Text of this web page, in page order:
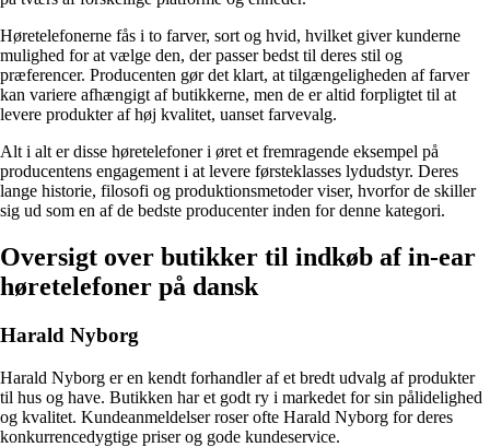
Høretelefonerne fås i to farver, sort og hvid, hvilket giver kunderne
mulighed for at vælge den, der passer bedst til deres stil og
præferencer. Producenten gør det klart, at tilgængeligheden af ​​farver
kan variere afhængigt af butikkerne, men de er altid forpligtet til at
levere produkter af høj kvalitet, uanset farvevalg.
Alt i alt er disse høretelefoner i øret et fremragende eksempel på
producentens engagement i at levere førsteklasses lydudstyr. Deres
lange historie, filosofi og produktionsmetoder viser, hvorfor de skiller
sig ud som en af de bedste producenter inden for denne kategori.
Oversigt over butikker til indkøb af in-ear
høretelefoner på dansk
Harald Nyborg
Harald Nyborg er en kendt forhandler af et bredt udvalg af produkter
til hus og have. Butikken har et godt ry i markedet for sin pålidelighed
og kvalitet. Kundeanmeldelser roser ofte Harald Nyborg for deres
konkurrencedygtige priser og gode kundeservice.